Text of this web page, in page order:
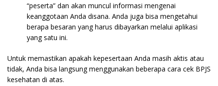
“peserta” dan akan muncul informasi mengenai
keanggotaan Anda disana. Anda juga bisa mengetahui
berapa besaran yang harus dibayarkan melalui aplikasi
yang satu ini.
Untuk memastikan apakah kepesertaan Anda masih aktis atau
tidak, Anda bisa langsung menggunakan beberapa cara cek BPJS
kesehatan di atas.